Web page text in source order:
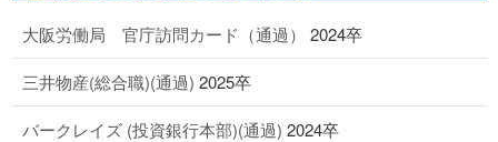
大阪労働局 官庁訪問カード（通過） 2024卒
三井物産(総合職)(通過) 2025卒
バークレイズ (投資銀行本部)(通過) 2024卒